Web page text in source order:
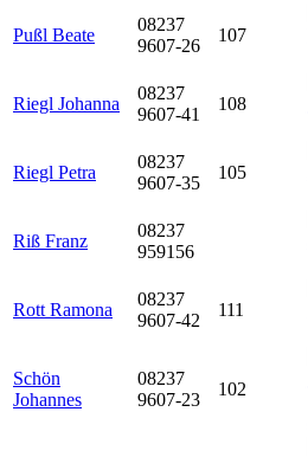
Pußl Beate
08237
9607-26
107
Riegl Johanna
08237
9607-41
108
Riegl Petra
08237
9607-35
105
Riß Franz
08237
959156
Rott Ramona
08237
9607-42
111
Schön
Johannes
08237
9607-23
102